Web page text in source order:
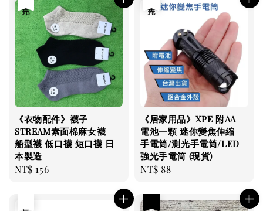
《衣物配件》襪子
STREAM素面棉麻女襪
船型襪 低口襪 短口襪 日
本製造
Regular
NT$ 156
《居家用品》XPE 附AA
電池一顆 迷你變焦伸縮
手電筒/測光手電筒/LED
強光手電筒 (現貨)
Regular
NT$ 88